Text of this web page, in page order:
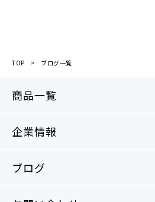
TOP ブログ一覧
商品一覧
企業情報
ブログ